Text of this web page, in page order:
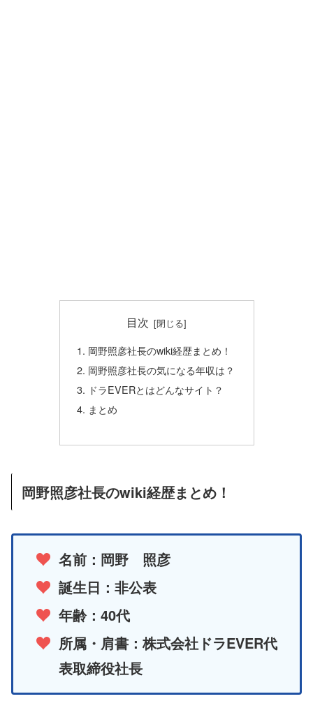
目次
岡野照彦社長のwiki経歴まとめ！
岡野照彦社長の気になる年収は？
ドラEVERとはどんなサイト？
まとめ
岡野照彦社長のwiki経歴まとめ！
名前：岡野 照彦
誕生日：非公表
年齢：40代
所属・肩書：株式会社ドラEVER代
表取締役社長